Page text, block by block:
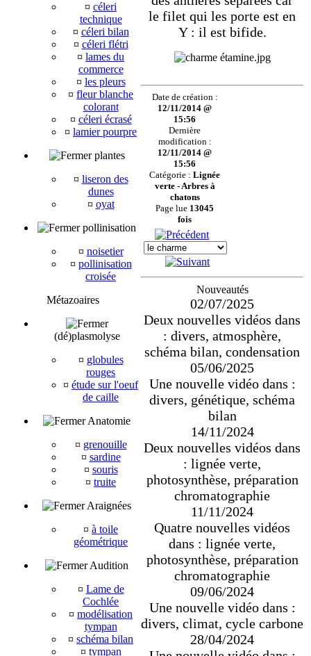
¤ céleri
technique
¤ céleri bilan
¤ céleri flétri
¤ lames du
commerce
¤ les pleurs
¤ fleur blanche
colorant
¤ céleri écrasé
¤ lamier pourpre
plantes
¤ liseron des
dunes
¤ oyat
pollinisation
¤ noisetier
¤ pollinisation
croisée
Métazoaires
(dé)plasmolyse
¤ globules
rouges
¤ étude sur l'oeuf
de caille
Anatomie
¤ grenouille
¤ sardine
¤ souris
¤ truite
Araignées
¤ à toile
géométrique
Audition
¤ Lame de
Cochlée
¤ modélisation
tympan
¤ schéma bilan
¤ tympan
le filet qui les porte est en
Y : il est bifide.
Date de création :
12/11/2014 @
15:56
Dernière
modification :
12/11/2014 @
15:56
Catégorie :Lignée
verte - Arbres à
chatons
Page lue 13045
fois
Nouveautés
02/07/2025
Deux nouvelles vidéos dans
: divers, atmosphère,
schéma bilan, condensation
05/06/2025
Une nouvelle vidéo dans :
divers, génétique, schéma
bilan
14/11/2024
Deux nouvelles vidéos dans
: lignée verte,
photosynthèse, préparation
chromatographie
11/11/2024
Quatre nouvelles vidéos
dans : lignée verte,
photosynthèse, préparation
chromatographie
09/06/2024
Une nouvelle vidéo dans :
divers, climat, cycle carbone
28/04/2024